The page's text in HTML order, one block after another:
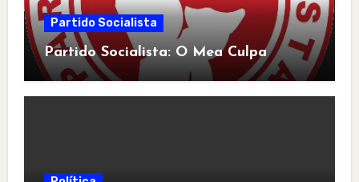
Partido Socialista
Partido Socialista: O Mea Culpa